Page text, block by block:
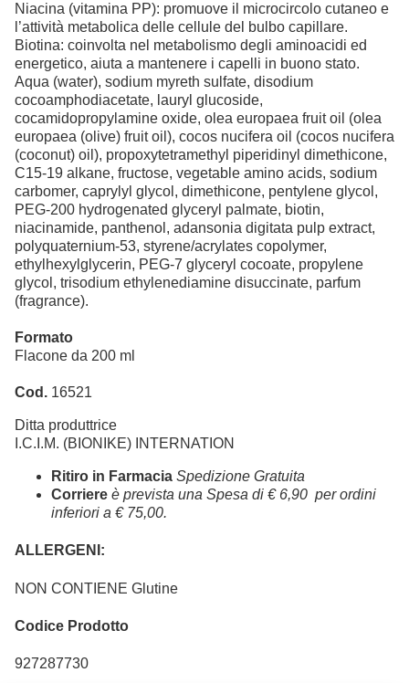
Niacina (vitamina PP): promuove il microcircolo cutaneo e
l’attività metabolica delle cellule del bulbo capillare.
Biotina: coinvolta nel metabolismo degli aminoacidi ed
energetico, aiuta a mantenere i capelli in buono stato.
Aqua (water), sodium myreth sulfate, disodium
cocoamphodiacetate, lauryl glucoside,
cocamidopropylamine oxide, olea europaea fruit oil (olea
europaea (olive) fruit oil), cocos nucifera oil (cocos nucifera
(coconut) oil), propoxytetramethyl piperidinyl dimethicone,
C15-19 alkane, fructose, vegetable amino acids, sodium
carbomer, caprylyl glycol, dimethicone, pentylene glycol,
PEG-200 hydrogenated glyceryl palmate, biotin,
niacinamide, panthenol, adansonia digitata pulp extract,
polyquaternium-53, styrene/acrylates copolymer,
ethylhexylglycerin, PEG-7 glyceryl cocoate, propylene
glycol, trisodium ethylenediamine disuccinate, parfum
(fragrance).
Formato
Flacone da 200 ml
Cod. 16521
Ditta produttrice
I.C.I.M. (BIONIKE) INTERNATION
Ritiro in Farmacia Spedizione Gratuita
Corriere è prevista una Spesa di € 6,90 per ordini
inferiori a € 75,00.
ALLERGENI:
NON CONTIENE Glutine
Codice Prodotto
927287730